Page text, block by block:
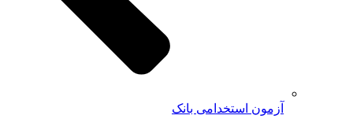
آزمون استخدامی بانک